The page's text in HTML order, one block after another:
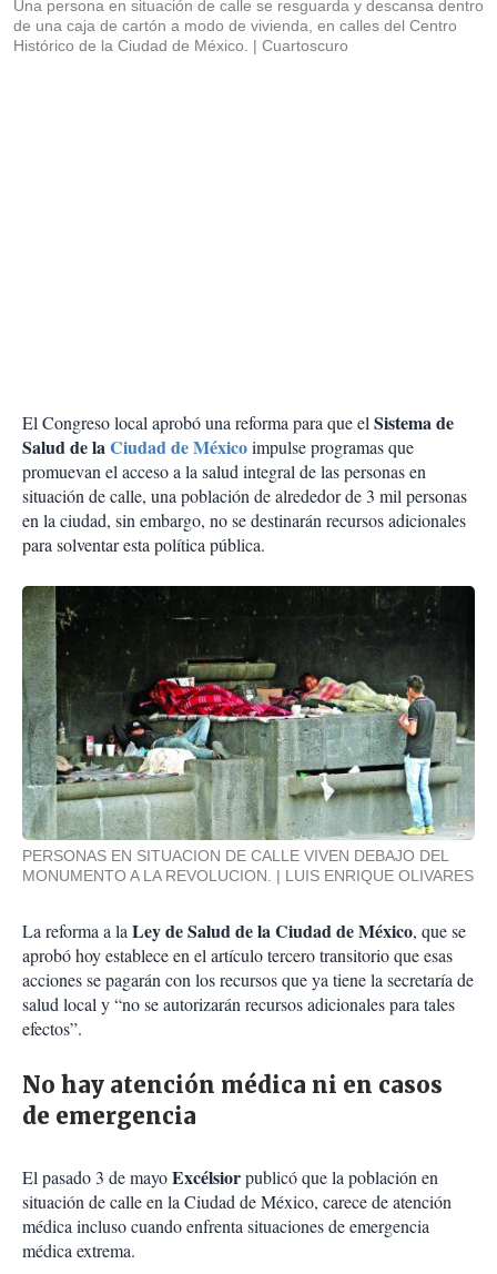
Una persona en situación de calle se resguarda y descansa dentro
de una caja de cartón a modo de vivienda, en calles del Centro
Histórico de la Ciudad de México.
Cuartoscuro
El Congreso local aprobó una reforma para que elSistema de
Salud de laCiudad de Méxicoimpulse programas que
promuevan el acceso a la salud integral de las personas en
situación de calle, una población de alrededor de 3 mil personas
en la ciudad, sin embargo, no se destinarán recursos adicionales
para solventar esta política pública.
PERSONAS EN SITUACION DE CALLE VIVEN DEBAJO DEL
MONUMENTO A LA REVOLUCION.
LUIS ENRIQUE OLIVARES
La reforma a laLey de Salud de la Ciudad de México, que se
aprobó hoy establece en el artículo tercero transitorio que esas
acciones se pagarán con los recursos que ya tiene la secretaría de
salud local y “no se autorizarán recursos adicionales para tales
efectos”.
No hay atención médica ni en casos
de emergencia
El pasado 3 de mayoExcélsiorpublicó que la población en
situación de calle en la Ciudad de México, carece de atención
médica incluso cuando enfrenta situaciones de emergencia
médica extrema.